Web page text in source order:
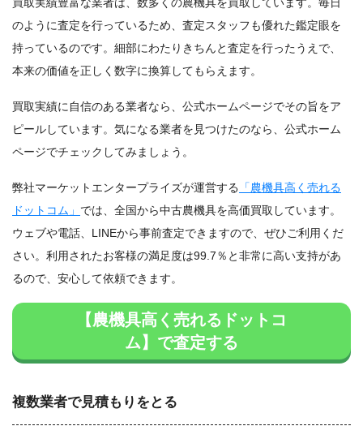
のように査定を行っているため、査定スタッフも優れた鑑定眼を
持っているのです。細部にわたりきちんと査定を行ったうえで、
本来の価値を正しく数字に換算してもらえます。
買取実績に自信のある業者なら、公式ホームページでその旨をア
ピールしています。気になる業者を見つけたのなら、公式ホーム
ページでチェックしてみましょう。
弊社マーケットエンタープライズが運営する
「農機具高く売れる
ドットコム」 では、全国から中古農機具を高価買取しています。
ウェブや電話、LINEから事前査定できますので、ぜひご利用くだ
さい。利用されたお客様の満足度は99.7％と非常に高い支持があ
るので、安心して依頼できます。
【農機具高く売れるドットコ
ム】で査定する
複数業者で見積もりをとる